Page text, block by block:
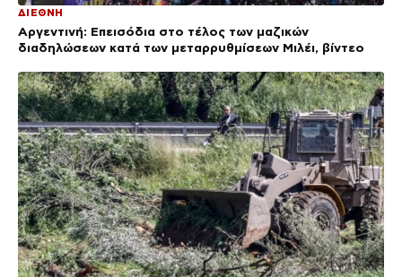
ΔΙΕΘΝΗ
Αργεντινή: Επεισόδια στο τέλος των μαζικών
διαδηλώσεων κατά των μεταρρυθμίσεων Μιλέι, βίντεο